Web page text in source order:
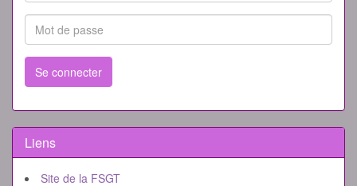
Se connecter
Liens
Site de la FSGT